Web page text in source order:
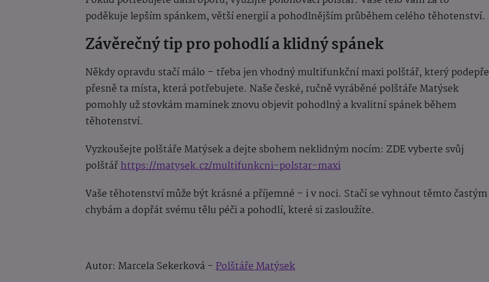
poděkuje lepším spánkem, větší energií a pohodlnějším průběhem celého těhotenství.
Závěrečný tip pro pohodlí a klidný spánek
Někdy opravdu stačí málo – třeba jen vhodný multifunkční maxi polštář, který podepře
přesně ta místa, která potřebujete. Naše české, ručně vyráběné polštáře Matýsek
pomohly už stovkám maminek znovu objevit pohodlný a kvalitní spánek během
těhotenství.
Vyzkoušejte polštáře Matýsek a dejte sbohem neklidným nocím: ZDE vyberte svůj
polštářhttps://matysek.cz/multifunkcni-polstar-maxi
Vaše těhotenství může být krásné a příjemné – i v noci. Stačí se vyhnout těmto častým
chybám a dopřát svému tělu péči a pohodlí, které si zasloužíte.
Autor: Marcela Sekerková -Polštáře Matýsek